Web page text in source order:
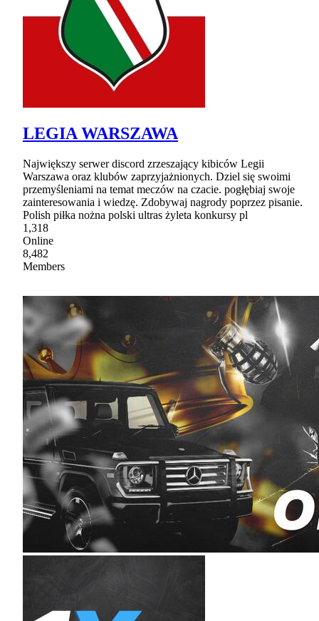
LEGIA WARSZAWA
Największy serwer discord zrzeszający kibiców Legii
Warszawa oraz klubów zaprzyjażnionych. Dziel się swoimi
przemyśleniami na temat meczów na czacie. pogłębiaj swoje
zainteresowania i wiedzę. Zdobywaj nagrody poprzez pisanie.
Polish piłka nożna polski ultras żyleta konkursy pl
1,318
Online
8,482
Members